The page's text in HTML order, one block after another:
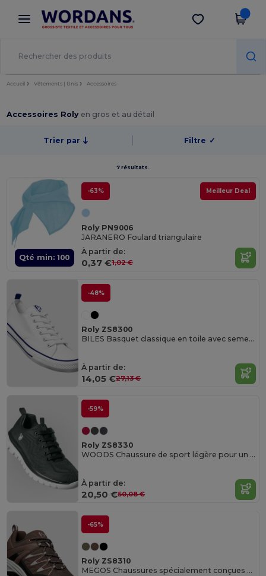
× Appli Wordans
Meilleurs prix sur l’app !
Obtenir l'appli
Accueil Vêtements | Unis Accessoires
Accessoires Roly en gros et au détail
Trier par Filtre ✓
7 résultats.
Qté min: 100
-63% Meilleur Deal
Roly PN9006
JARANERO Foulard triangulaire
À partir de:
0,37 €1,02 €
-48%
Roly ZS8300
BILES Basquet classique en toile avec semelle en caoutchouc blanc décorée de lignes colorées
À partir de:
14,05 €27,13 €
-59%
Roly ZS8330
WOODS Chaussure de sport légère pour un grand confort
À partir de:
20,50 €50,08 €
-65%
Roly ZS8310
MEGOS Chaussures spécialement conçues pour le trekking